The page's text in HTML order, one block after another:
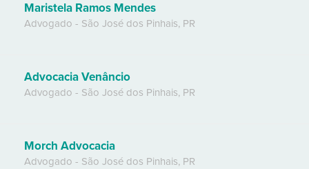
Maristela Ramos Mendes
Advogado - São José dos Pinhais, PR
Advocacia Venâncio
Advogado - São José dos Pinhais, PR
Morch Advocacia
Advogado - São José dos Pinhais, PR